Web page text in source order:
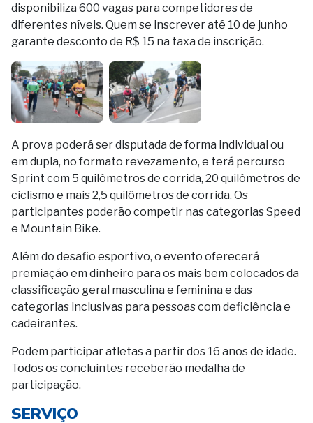
disponibiliza 600 vagas para competidores de
diferentes níveis. Quem se inscrever até 10 de junho
garante desconto de R$ 15 na taxa de inscrição.
A prova poderá ser disputada de forma individual ou
em dupla, no formato revezamento, e terá percurso
Sprint com 5 quilômetros de corrida, 20 quilômetros de
ciclismo e mais 2,5 quilômetros de corrida. Os
participantes poderão competir nas categorias Speed
e Mountain Bike.
Além do desafio esportivo, o evento oferecerá
premiação em dinheiro para os mais bem colocados da
classificação geral masculina e feminina e das
categorias inclusivas para pessoas com deficiência e
cadeirantes.
Podem participar atletas a partir dos 16 anos de idade.
Todos os concluintes receberão medalha de
participação.
SERVIÇO